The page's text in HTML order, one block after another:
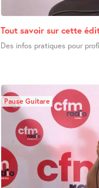
Tout savoir sur cette
Des infos pratiques pour
Pause Guitare